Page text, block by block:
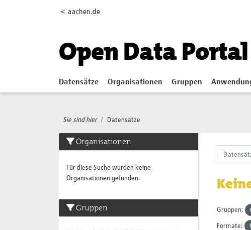
< aachen.de
Open Data
Datensätze Organisationen Gruppen
Sie sind hier Datensätze
Organisationen
Für diese Suche wurden keine
Organisationen gefunden.
Gruppen Gruppen:
Formate: